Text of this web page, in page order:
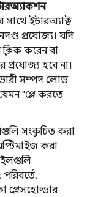
ইন্টারঅ্যাক্ট
প্রযোজ্য। যদি
করেন বা
প্রযোজ্য হবে না।
ভারী সম্পদ লোড
"প্লে করতে
সংকুচিত করা
করা
প্লেসহোল্ডার